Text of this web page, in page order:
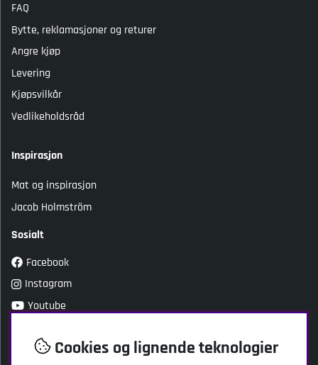
FAQ
Bytte, reklamasjoner og returer
Angre kjøp
Levering
Kjøpsvilkår
Vedlikeholdsråd
Inspirasjon
Mat og inspirasjon
Jacob Holmström
Sosialt
Facebook
Instagram
Youtube
Cookies og lignende teknologier